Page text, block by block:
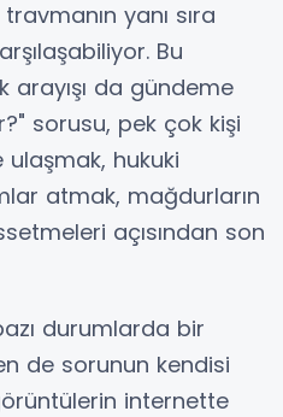
yanı sıra
Bu
arayışı da gündeme
sorusu, pek çok kişi
ulaşmak, hukuki
atmak, mağdurların
açısından son
durumlarda bir
de sorunun kendisi
internette